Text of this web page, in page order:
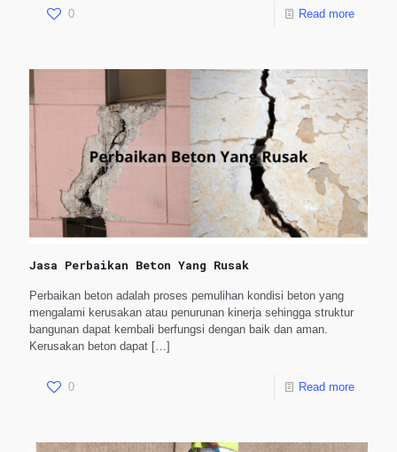
0 Read more
Jasa Perbaikan Beton Yang Rusak
Perbaikan beton adalah proses pemulihan kondisi beton yang
mengalami kerusakan atau penurunan kinerja sehingga struktur
bangunan dapat kembali berfungsi dengan baik dan aman.
Kerusakan beton dapat […]
0 Read more